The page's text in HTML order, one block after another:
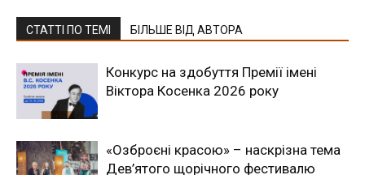
СТАТТІ ПО ТЕМІ БІЛЬШЕ ВІД АВТОРА
Конкурс на здобуття Премії імені
Віктора Косенка 2026 року
«Озброєні красою» – наскрізна тема
Дев’ятого щорічного фестивалю